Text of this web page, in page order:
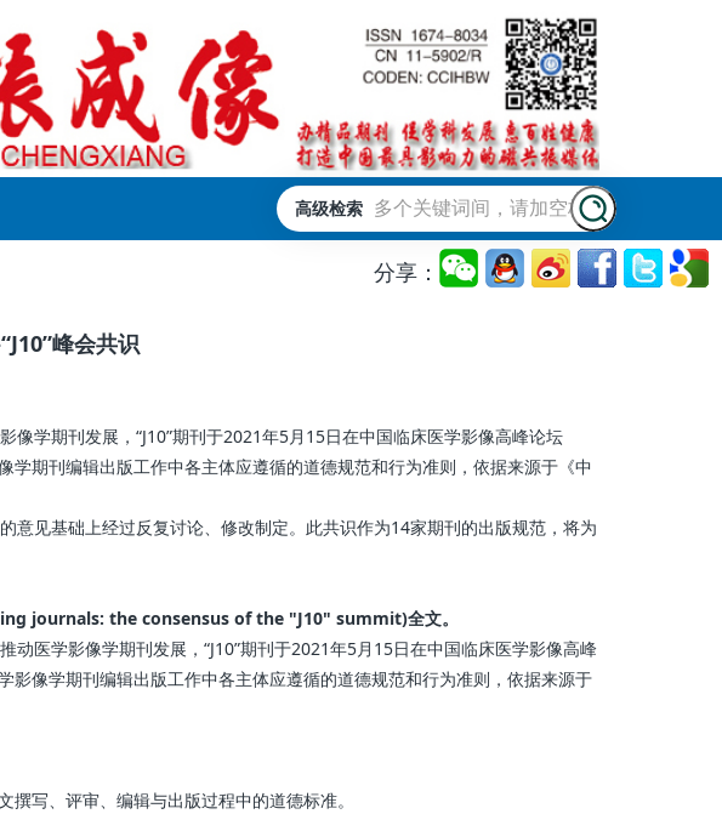
高级检索
分享：
峰会共识
学期刊发展，“J10”期刊于2021年5月15日在中国临床医学影像高峰论坛
学期刊编辑出版工作中各主体应遵循的道德规范和行为准则，依据来源于《中
见基础上经过反复讨论、修改制定。此共识作为14家期刊的出版规范，将为
journals: the consensus of the "J10" summit)全文。
医学影像学期刊发展，“J10”期刊于2021年5月15日在中国临床医学影像高峰
影像学期刊编辑出版工作中各主体应遵循的道德规范和行为准则，依据来源于
写、评审、编辑与出版过程中的道德标准。